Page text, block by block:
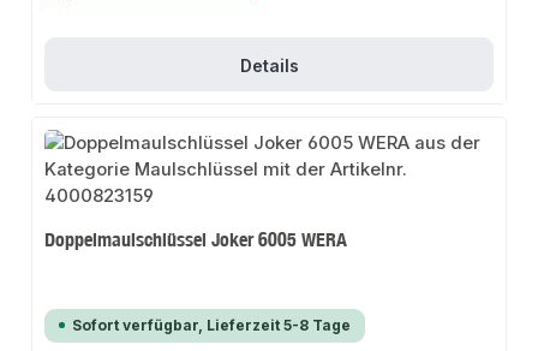
Details
Doppelmaulschlüssel Joker 6005 WERA
Sofort verfügbar, Lieferzeit 5-8 Tage